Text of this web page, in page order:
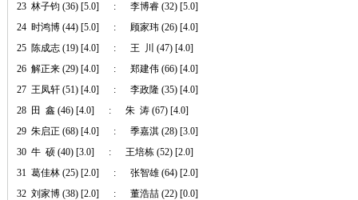
23 林子钧 (36) [5.0] : 李博睿 (32) [5.0]
24 时鸿博 (44) [5.0] : 顾家玮 (26) [4.0]
25 陈成志 (19) [4.0] : 王 川 (47) [4.0]
26 解正来 (29) [4.0] : 郑建伟 (66) [4.0]
27 王凤轩 (51) [4.0] : 李政隆 (35) [4.0]
28 田 鑫 (46) [4.0] : 朱 涛 (67) [4.0]
29 朱启正 (68) [4.0] : 季嘉淇 (28) [3.0]
30 牛 硕 (40) [3.0] : 王培栋 (52) [2.0]
31 葛佳林 (25) [2.0] : 张智雄 (64) [2.0]
32 刘家博 (38) [2.0] : 董浩喆 (22) [0.0]